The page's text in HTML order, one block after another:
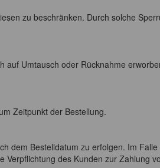
zu beschränken. Durch solche
Umtausch oder Rücknahme
Zeitpunkt der Bestellung.
dem Bestelldatum zu erfolgen. Im
des Kunden zur Zahlung